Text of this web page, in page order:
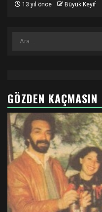
13 yıl önce Büyük Keyif
Arama:
GÖZDEN KAÇMASIN